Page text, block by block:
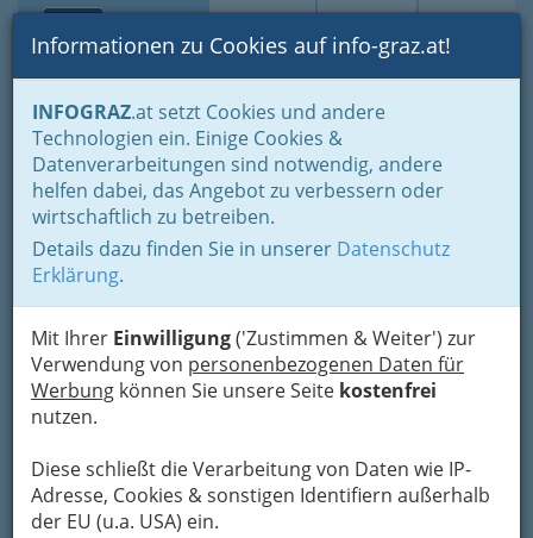
Suche Login Toggle
Informationen zu Cookies auf info-graz.at!
INFOGRAZ.at setzt Cookies und andere
Technologien ein. Einige Cookies &
Datenverarbeitungen sind notwendig, andere
helfen dabei, das Angebot zu verbessern oder
wirtschaftlich zu betreiben.
Details dazu finden Sie in unserer Datenschutz
Erklärung.
Mit Ihrer Einwilligung('Zustimmen & Weiter') zur
Verwendung von personenbezogenen Daten für
Werbung können Sie unsere Seite kostenfrei
nutzen.
Diese schließt die Verarbeitung von Daten wie IP-
Adresse, Cookies & sonstigen Identifiern außerhalb
der EU (u.a. USA) ein.
Home Branchen Freizeit & Sport Vereine
Diverse Vereine
Bezirksauswahl
1
ÖAV - Österreichischer
Alpenverein
+43 316 822 266
+43 316 812 474
Webseite
E-Mail
Karte & Routenplaner